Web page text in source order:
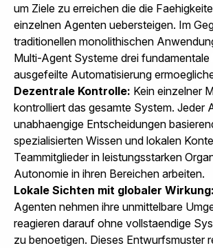
um Ziele zu erreichen die die
einzelnen Agenten uebersteigen. Im
traditionellen monolithischen
Multi-Agent Systeme drei fundamentale
ausgefeilte Automatisierung
Dezentrale Kontrolle: Kein einzelner
kontrolliert das gesamte System. Jeder
unabhaengige Entscheidungen
spezialisierten Wissen und lokalen
Teammitglieder in leistungsstarken
Autonomie in ihren Bereichen arbeiten.
Lokale Sichten mit globaler Wirkung:
Agenten nehmen ihre unmittelbare
reagieren darauf ohne vollstaendige
zu benoetigen. Dieses Entwurfsmuster